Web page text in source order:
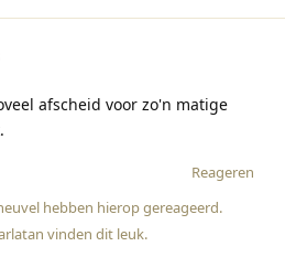
afscheid voor zo'n matige
Reageren
hebben hierop gereageerd.
vinden dit leuk.